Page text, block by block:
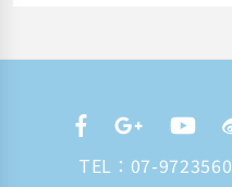
TEL： 07-9723560